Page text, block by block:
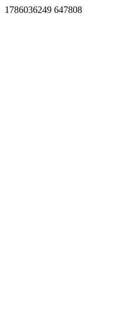
1786036249 647808